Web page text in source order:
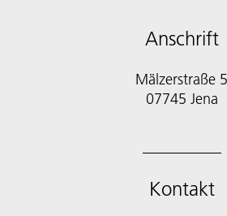
Anschrift
Mälzerstraße 5
Kontakt